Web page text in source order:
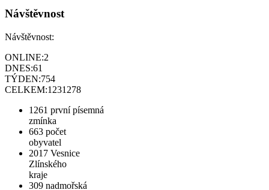
Návštěvnost
Návštěvnost:
ONLINE:2
DNES:61
TÝDEN:754
CELKEM:1231278
1261 první písemná
zmínka
663 počet
obyvatel
2017 Vesnice
Zlínského
kraje
309 nadmořská